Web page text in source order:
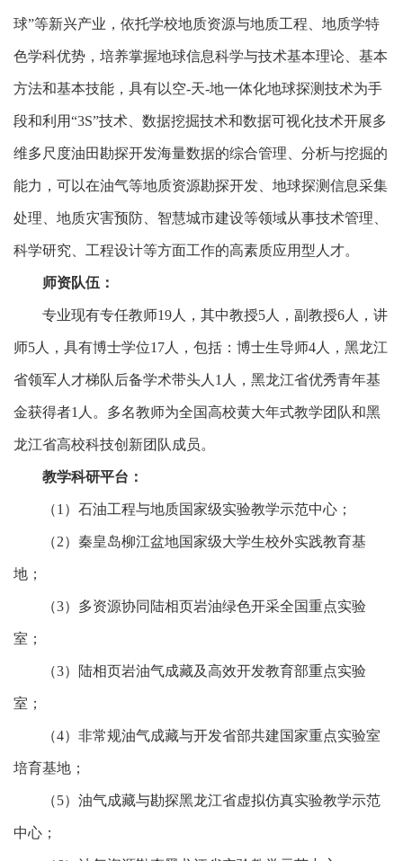
球”等新兴产业，依托学校地质资源与地质工程、地质学特
色学科优势，培养掌握地球信息科学与技术基本理论、基本
方法和基本技能，具有以空-天-地一体化地球探测技术为手
段和利用“3S”技术、数据挖掘技术和数据可视化技术开展多
维多尺度油田勘探开发海量数据的综合管理、分析与挖掘的
能力，可以在油气等地质资源勘探开发、地球探测信息采集
处理、地质灾害预防、智慧城市建设等领域从事技术管理、
科学研究、工程设计等方面工作的高素质应用型人才。
师资队伍：
专业现有专任教师19人，其中教授5人，副教授6人，讲
师5 人，具有博士学位1 7 人，包括：博士生导师4人，黑龙江
省领军人才梯队后备学术带头人1人，黑龙江省优秀青年基
金获得者1人。多名教师为全国高校黄大年式教学团队和黑
龙江省高校科技创新团队成员。
教学科研平台：
（1）石油工程与地质国家级实验教学示范中心；
（2）秦皇岛柳江盆地国家级大学生校外实践教育基
地；
（3）多资源协同陆相页岩油绿色开采全国重点实验
室；
（3）陆相页岩油气成藏及高效开发教育部重点实验
室；
（4）非常规油气成藏与开发省部共建国家重点实验室
培育基地；
（5）油气成藏与勘探黑龙江省虚拟仿真实验教学示范
中心；